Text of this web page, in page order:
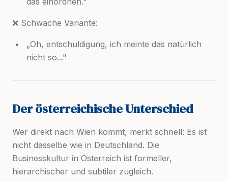
❌ Schwache Variante:
„Oh, entschuldigung, ich meinte das natürlich
nicht so..."
Der österreichische Unterschied
Wer direkt nach Wien kommt, merkt schnell: Es ist
nicht dasselbe wie in Deutschland. Die
Businesskultur in Österreich ist formeller,
hierarchischer und subtiler zugleich.